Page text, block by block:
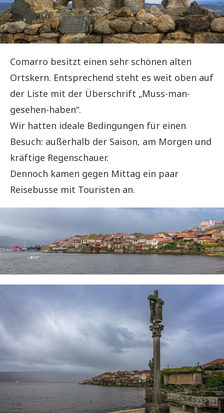
Comarro besitzt einen sehr schönen alten
Ortskern. Entsprechend steht es weit oben auf
der Liste mit der Überschrift „Muss-man-
gesehen-haben“.
Wir hatten ideale Bedingungen für einen
Besuch: außerhalb der Saison, am Morgen und
kräftige Regenschauer.
Dennoch kamen gegen Mittag ein paar
Reisebusse mit Touristen an.